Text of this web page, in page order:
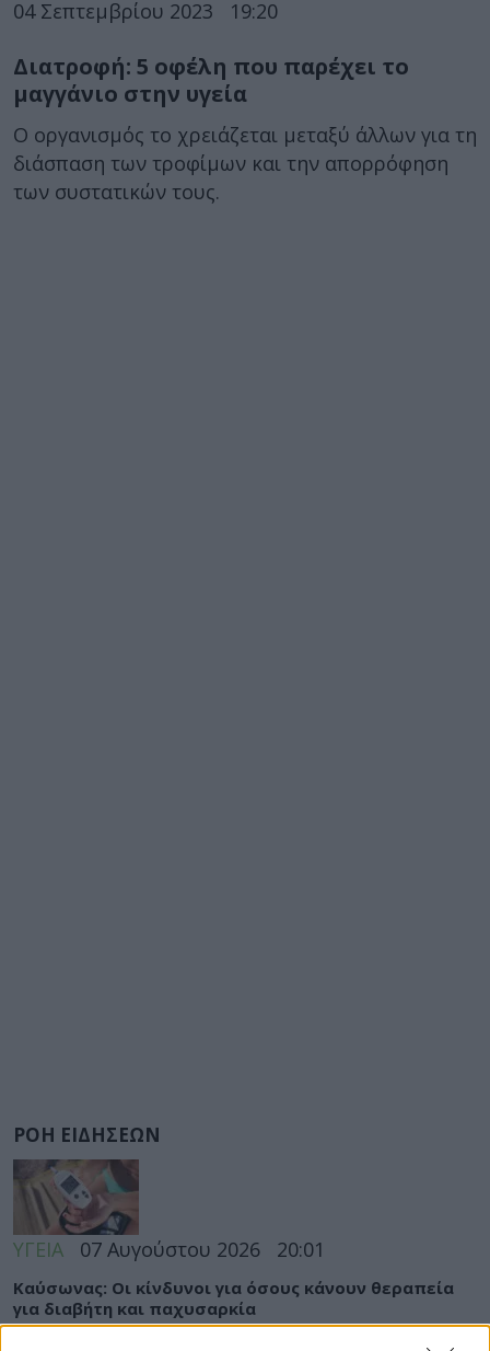
04 Σεπτεμβρίου 2023 19:20
Διατροφή: 5 οφέλη που παρέχει το
μαγγάνιο στην υγεία
Ο οργανισμός το χρειάζεται μεταξύ άλλων για τη
διάσπαση των τροφίμων και την απορρόφηση
των συστατικών τους.
ΡΟΗ ΕΙΔΗΣΕΩΝ
ΥΓΕΙΑ 07 Αυγούστου 2026 20:01
Καύσωνας: Οι κίνδυνοι για όσους κάνουν θεραπεία
για διαβήτη και παχυσαρκία